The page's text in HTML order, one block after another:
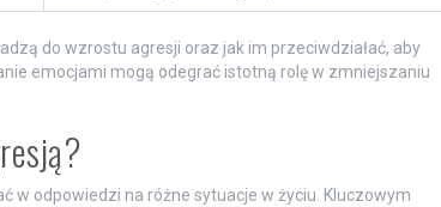
do wzrostu agresji oraz jak im przeciwdziałać, aby
emocjami mogą odegrać istotną rolę w zmniejszaniu
w odpowiedzi na różne sytuacje w życiu. Kluczowym